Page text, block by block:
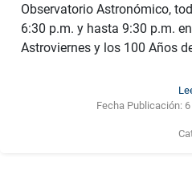
Observatorio Astronómico,
6:30 p.m. y hasta 9:30 p.m.
Astroviernes y los 100 Años
Fecha Publicación: